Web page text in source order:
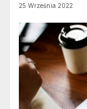
25 Września 2022